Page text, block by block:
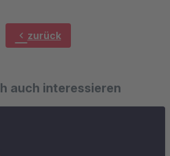
chevron_left zurück
auch interessieren